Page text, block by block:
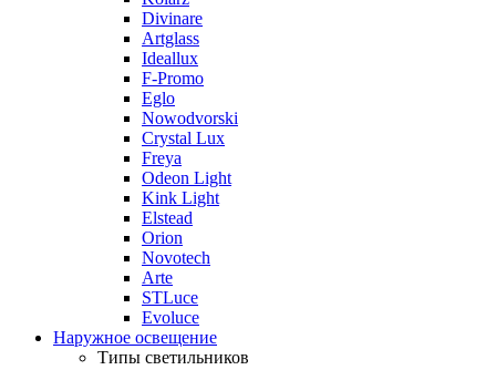
Divinare
Artglass
Ideallux
F-Promo
Eglo
Nowodvorski
Crystal Lux
Freya
Odeon Light
Kink Light
Elstead
Orion
Novotech
Arte
STLuce
Evoluce
Наружное освещение
Типы светильников